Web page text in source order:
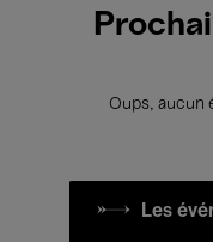
Oups, aucun
Les